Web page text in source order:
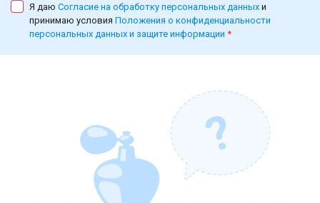
Я даю Согласие на обработку персональных данных и
принимаю условия Положения о конфиденциальности
персональных данных и защите информации *